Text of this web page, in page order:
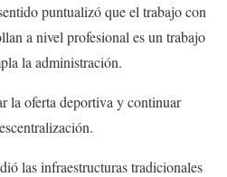
puntualizó que el trabajo con
a nivel profesional es un trabajo
la administración.
la oferta deportiva y continuar
las infraestructuras tradicionales